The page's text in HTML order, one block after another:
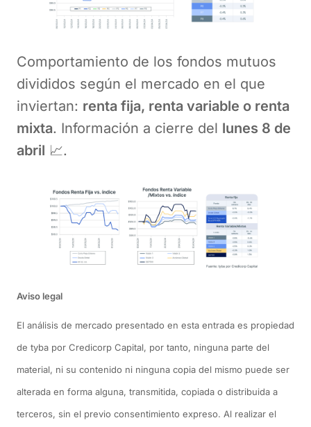
Comportamiento de los fondos mutuos
divididos según el mercado en el que
inviertan: renta fija, renta variable o renta
mixta. Información a cierre del lunes 8 de
abril 📈.
Aviso legal
El análisis de mercado presentado en esta entrada es propiedad
de tyba por Credicorp Capital, por tanto, ninguna parte del
material, ni su contenido ni ninguna copia del mismo puede ser
alterada en forma alguna, transmitida, copiada o distribuida a
terceros, sin el previo consentimiento expreso. Al realizar el